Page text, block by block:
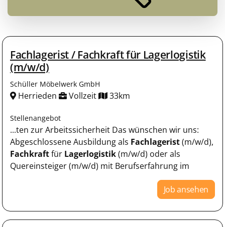
Fachlagerist / Fachkraft für Lagerlogistik
(m/w/d)
Schüller Möbelwerk GmbH
Herrieden Vollzeit 33km
Stellenangebot
...ten zur Arbeitssicherheit Das wünschen wir uns:
Abgeschlossene Ausbildung als Fachlagerist(m/w/d),
Fachkraftfür Lagerlogistik(m/w/d) oder als
Quereinsteiger (m/w/d) mit Berufserfahrung im
Job ansehen